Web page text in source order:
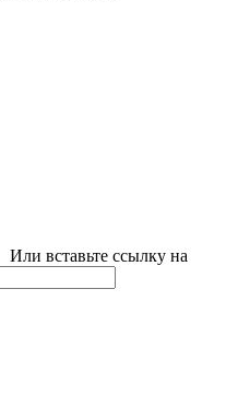
Или вставьте ссылку на